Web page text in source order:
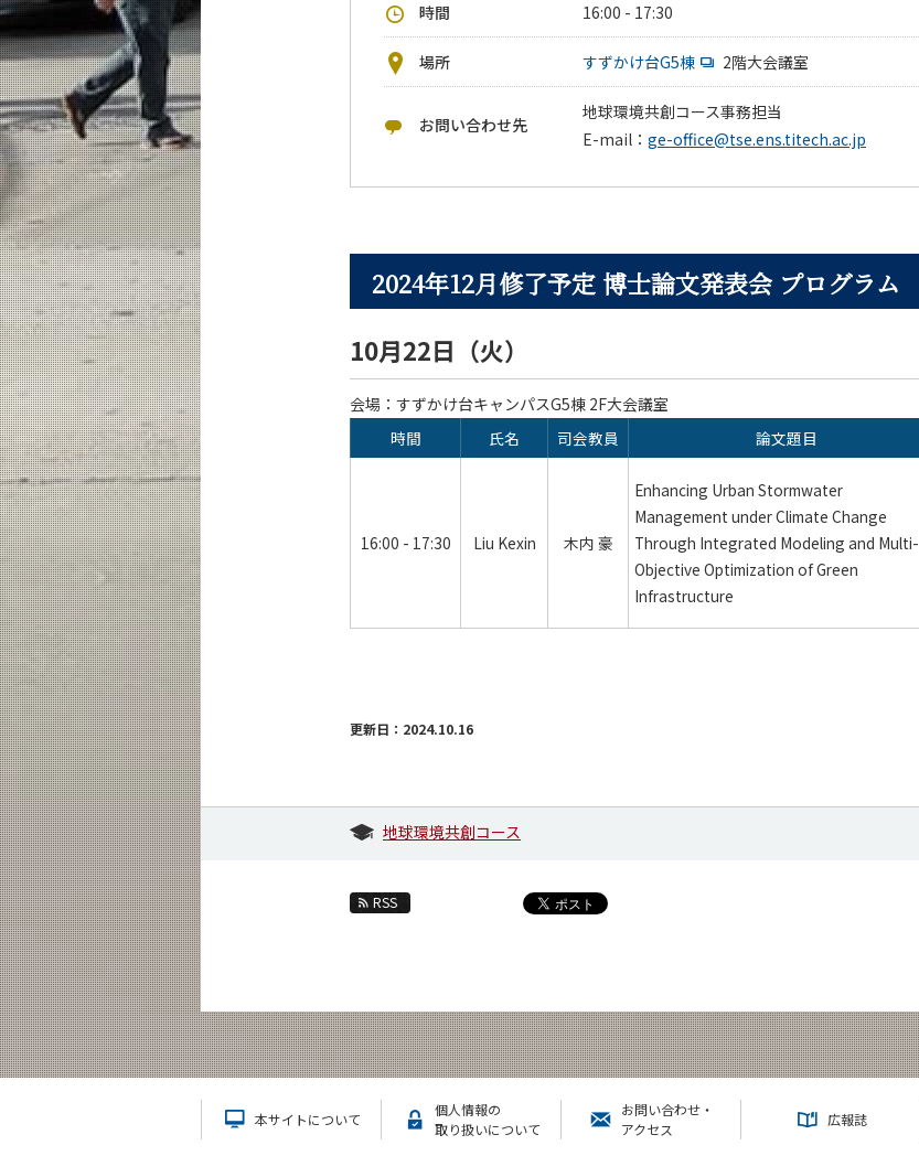
時間 16:00 - 17:30
場所 すずかけ台G5棟 2階大会議室
お問い合わせ先
地球環境共創コース事務担当
E-mail： ge-office@tse.ens.titech.ac.jp
2024年12月修了予定 博士論文発表会 プログラム
10月22日（火）
会場：すずかけ台キャンパスG5棟 2F大会議室
時間
氏名 司会教員 論文題目
16:00 - 17:30 Liu Kexin 木内 豪
Enhancing Urban Stormwater
Management under Climate Change
Through Integrated Modeling and Multi-
Objective Optimization of Green
Infrastructure
更新日：2024.10.16
地球環境共創コース
RSS
本サイトについて
個人情報の
取り扱いについて
お問い合わせ・
アクセス
広報誌